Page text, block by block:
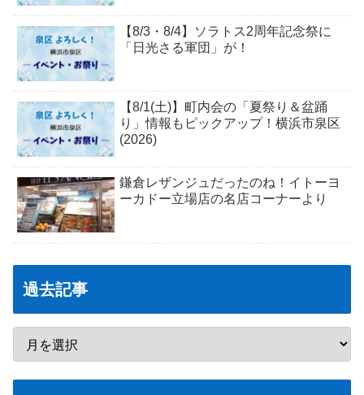
【8/3・8/4】ソラトス2周年記念祭に
「日光さる軍団」が！
【8/1(土)】町内会の「夏祭り＆盆踊
り」情報もピックアップ！横浜市泉区
(2026)
鎌倉レザンジュだったのね！イトーヨ
ーカドー立場店の名店コーナーより
過去記事